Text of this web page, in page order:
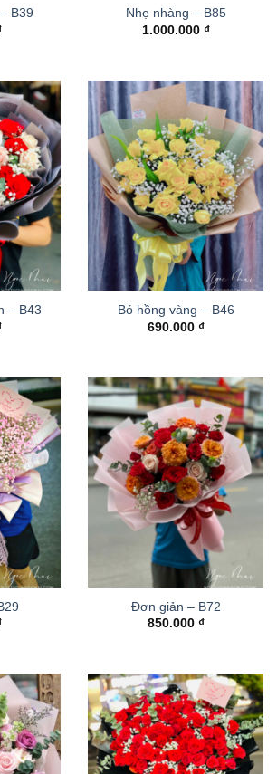
B39
Nhẹ nhàng – B85
1.000.000 ₫
– B43
Bó hồng vàng – B46
690.000 ₫
Đơn giản – B72
850.000 ₫